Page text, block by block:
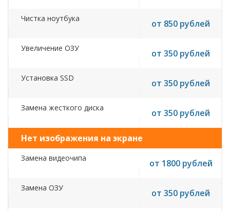
Чистка ноутбука от 850 рублей
Увеличение ОЗУ от 350 рублей
Установка SSD от 350 рублей
Замена жесткого диска от 350 рублей
Нет изображения на экране
Замена видеочипа от 1800 рублей
Замена ОЗУ от 350 рублей